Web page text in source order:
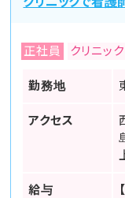
正社員 クリニック
勤務地
アクセス
給与